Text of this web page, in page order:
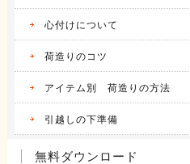
心付けについて
荷造りのコツ
アイテム別 荷造りの方法
引越しの下準備
無料ダウンロード